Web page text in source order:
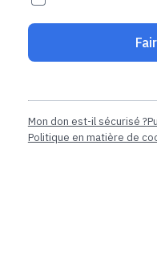
Mon don est-il sécurisé ?
Politique en matière de